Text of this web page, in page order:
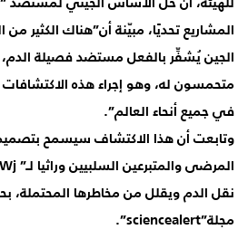
المشاريع تحديًا، مبيّنة أن”هناك الكثير
الجين يُشفِّر بالفعل مستضد فصيلة
متحمسون له، وهو إجراء هذه
في جميع أنحاء العالم”.
وتابعت أن هذا الاكتشاف سيسمح بتصميم
نقل الدم ويقلل من مخاطرها
مجلة”sciencealert”.